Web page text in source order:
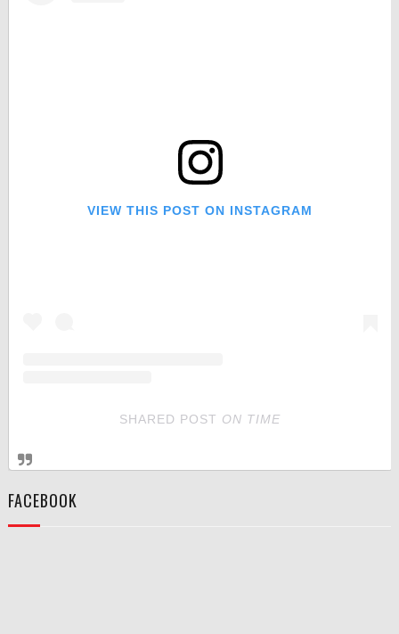
VIEW THIS POST ON INSTAGRAM
SHARED POST ON TIME
FACEBOOK